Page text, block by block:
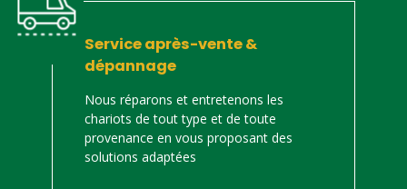
Service après-vente &
dépannage
Nous réparons et entretenons les
chariots de tout type et de toute
provenance en vous proposant des
solutions adaptées